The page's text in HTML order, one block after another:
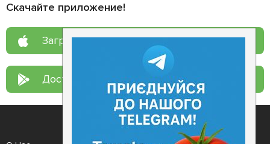
Скачайте приложение!
Загрузите в App Store
Доступно в Google Play